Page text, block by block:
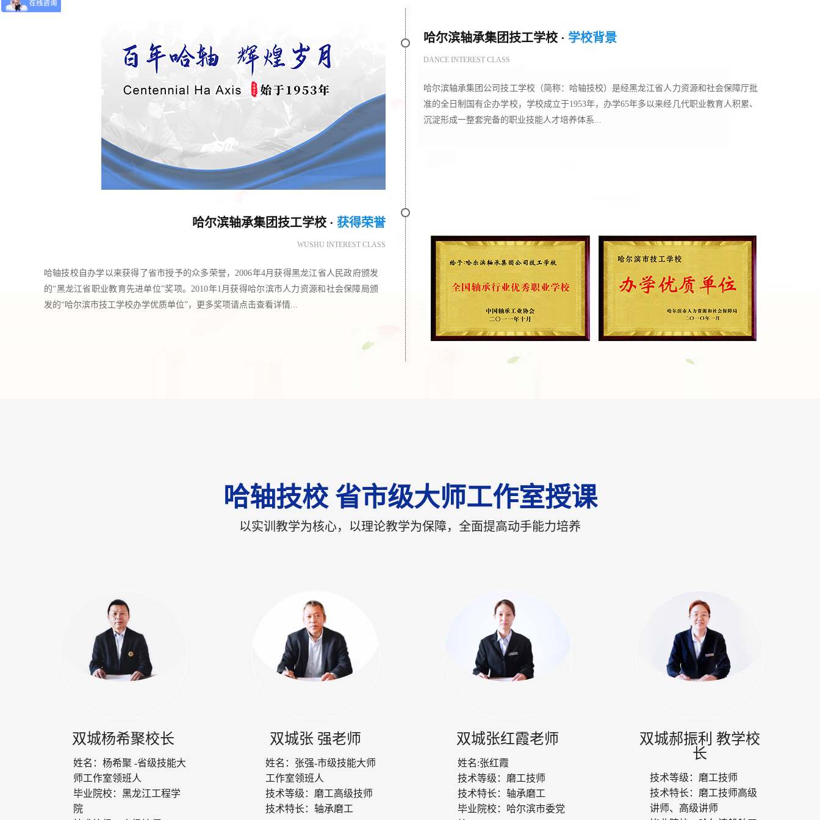
哈尔滨轴承集团技工学校 · 学校背景
DANCE INTEREST CLASS
哈尔滨轴承集团公司技工学校（简称：哈轴技校）是经黑龙江省人力资源和社会保障厅批
准的全日制国有企办学校，学校成立于1953年，办学65年多以来经几代职业教育人积累、
沉淀形成一整套完备的职业技能人才培养体系...
哈尔滨轴承集团技工学校 · 获得荣誉
WUSHU INTEREST CLASS
哈轴技校自办学以来获得了省市授予的众多荣誉，2006年4月获得黑龙江省人民政府颁发
的“黑龙江省职业教育先进单位”奖项。2010年1月获得哈尔滨市人力资源和社会保障局颁
发的“哈尔滨市技工学校办学优质单位”，更多奖项请点击查看详情...
哈轴技校 省市级大师工作室授课
以实训教学为核心，以理论教学为保障，全面提高动手能力培养
双城杨希聚校长
姓名： 杨希聚 -省级技能大
师工作室领班人
毕业院校： 黑龙江工程学
院
双城张 强老师
姓名： 张强-市级技能大师
工作室领班人
技术等级： 磨工高级技师
技术特长： 轴承磨工
双城张红霞老师
姓名:张红霞
技术等级： 磨工技师
技术特长： 轴承磨工
毕业院校： 哈尔滨市委党
双城郝振利 教学校
长
技术等级： 磨工技师
技术特长： 磨工技师高级
讲师、高级讲师